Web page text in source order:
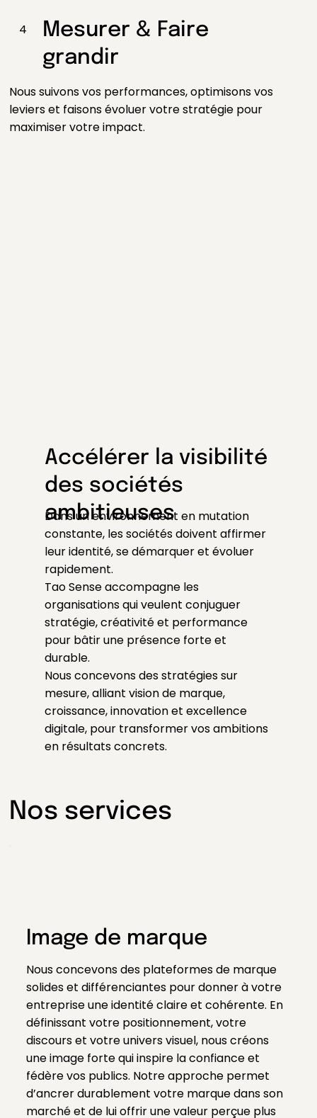
4
Mesurer & Faire
grandir
Nous suivons vos performances, optimisons vos
leviers et faisons évoluer votre stratégie pour
maximiser votre impact.
Image de marque
Nous concevons des plateformes de marque
solides et différenciantes pour donner à votre
entreprise une identité claire et cohérente. En
définissant votre positionnement, votre
discours et votre univers visuel, nous créons
une image forte qui inspire la confiance et
fédère vos publics. Notre approche permet
d’ancrer durablement votre marque dans son
marché et de lui offrir une valeur perçue plus
Nos services
Accélérer la visibilité
des sociétés
ambitieuses
Dans un environnement en mutation
constante, les sociétés doivent affirmer
leur identité, se démarquer et évoluer
rapidement.
Tao Sense accompagne les
organisations qui veulent conjuguer
stratégie, créativité et performance
pour bâtir une présence forte et
durable.
Nous concevons des stratégies sur
mesure, alliant vision de marque,
croissance, innovation et excellence
digitale, pour transformer vos ambitions
en résultats concrets.